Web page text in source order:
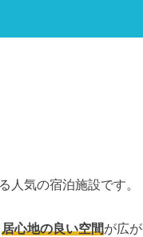
人気の宿泊施設です。
居心地の良い空間が広が